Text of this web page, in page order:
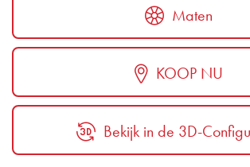
Maten
KOOP NU
Bekijk in de 3D-